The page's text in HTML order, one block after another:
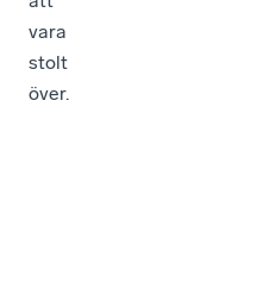
vara
stolt
över.